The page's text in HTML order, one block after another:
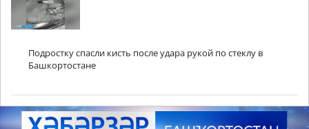
Подростку спасли кисть после удара рукой по стеклу в
Башкортостане